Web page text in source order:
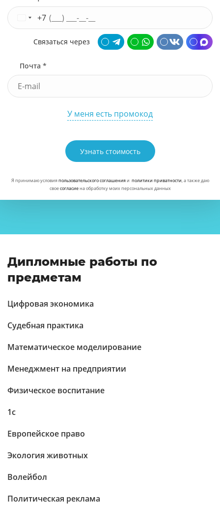
+7
Связаться через
Почта *
У меня есть промокод
Узнать стоимость
Я принимаю условияпользовательского соглашенияи политики приватности, а также даю
своесогласиена обработку моих персональных данных
Дипломные работы по
предметам
Цифровая экономика
Судебная практика
Математическое моделирование
Менеджмент на предприятии
Физическое воспитание
1c
Европейское право
Экология животных
Волейбол
Политическая реклама